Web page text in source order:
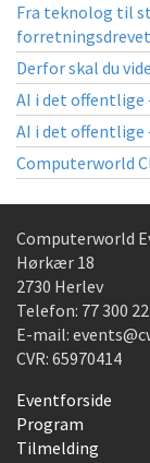
Fra teknolog til
Derfor skal du
AI i det offentlige
AI i det offentlige
Computerworld
Computerworld
Hørkær 18
2730 Herlev
Telefon: 77 300
E-mail:
CVR: 65970414
Eventforside
Program
Tilmelding